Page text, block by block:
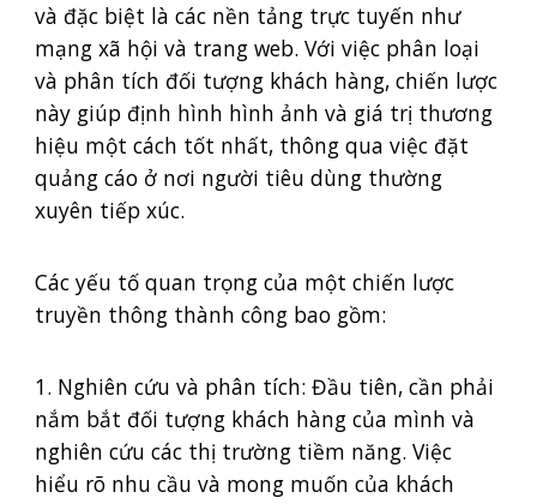
và đặc biệt là các nền tảng trực tuyến như
mạng xã hội và trang web. Với việc phân loại
và phân tích đối tượng khách hàng, chiến lược
này giúp định hình hình ảnh và giá trị thương
hiệu một cách tốt nhất, thông qua việc đặt
quảng cáo ở nơi người tiêu dùng thường
xuyên tiếp xúc.
Các yếu tố quan trọng của một chiến lược
truyền thông thành công bao gồm:
1. Nghiên cứu và phân tích: Đầu tiên, cần phải
nắm bắt đối tượng khách hàng của mình và
nghiên cứu các thị trường tiềm năng. Việc
hiểu rõ nhu cầu và mong muốn của khách